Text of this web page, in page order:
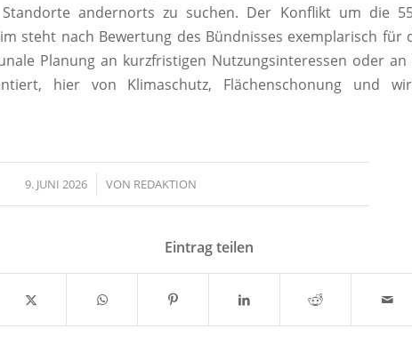
Standorte andernorts zu suchen. Der Konflikt um die
steht nach Bewertung des Bündnisses exemplarisch für
Planung an kurzfristigen Nutzungsinteressen oder an
hier von Klimaschutz, Flächenschonung und
9. JUNI 2026
/ VON REDAKTION
Eintrag teilen